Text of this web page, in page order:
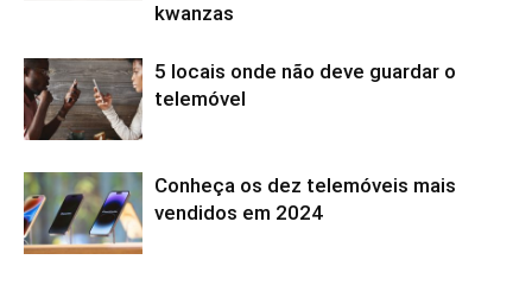
kwanzas
5 locais onde não deve guardar o
telemóvel
Conheça os dez telemóveis mais
vendidos em 2024